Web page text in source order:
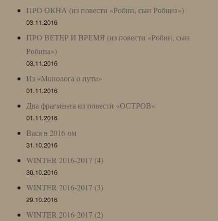
ПРО ОКНА (из повести «Робин, сын Робина»)
03.11.2016
ПРО ВЕТЕР И ВРЕМЯ (из повести «Робин, сын
Робина»)
03.11.2016
Из «Монолога о пути»
01.11.2016
Два фрагмента из повести «ОСТРОВ»
01.11.2016
Вася в 2016-ом
31.10.2016
WINTER 2016-2017 (4)
30.10.2016
WINTER 2016-2017 (3)
29.10.2016
WINTER 2016-2017 (2)